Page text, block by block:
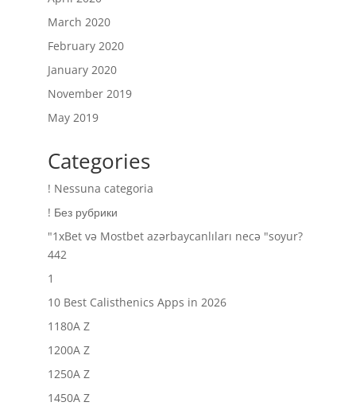
March 2020
February 2020
January 2020
November 2019
May 2019
Categories
! Nessuna categoria
! Без рубрики
"1xBet və Mostbet azərbaycanlıları necə "soyur?
442
1
10 Best Calisthenics Apps in 2026
1180A Z
1200A Z
1250A Z
1450A Z